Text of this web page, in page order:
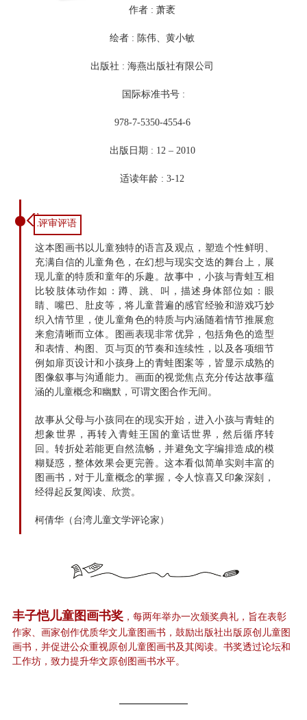
作者 : 萧袤
绘者 : 陈伟、黄小敏
出版社 : 海燕出版社有限公司
国际标准书号 :
978-7-5350-4554-6
出版日期 : 12 – 2010
适读年龄 : 3-12
评审评语
这本图画书以儿童独特的语言及观点，塑造个性鲜明、
充满自信的儿童角色，在幻想与现实交迭的舞台上，展
现儿童的特质和童年的乐趣。故事中，小孩与青蛙互相
比较肢体动作如：蹲、跳、叫，描述身体部位如：眼
睛、嘴巴、肚皮等，将儿童普遍的感官经验和游戏巧妙
织入情节里，使儿童角色的特质与内涵随着情节推展愈
来愈清晰而立体。图画表现非常优异，包括角色的造型
和表情、构图、页与页的节奏和连续性，以及各项细节
例如扉页设计和小孩身上的青蛙图案等，皆显示成熟的
图像叙事与沟通能力。画面的视觉焦点充分传达故事蕴
涵的儿童概念和幽默，可谓文图合作无间。
故事从父母与小孩同在的现实开始，进入小孩与青蛙的
想象世界，再转入青蛙王国的童话世界，然后循序转
回。转折处若能更自然流畅，并避免文字编排造成的模
糊疑惑，整体效果会更完善。这本看似简单实则丰富的
图画书，对于儿童概念的掌握，令人惊喜又印象深刻，
经得起反复阅读、欣赏。
柯倩华（台湾儿童文学评论家）
丰子恺儿童图画书奖，每两年举办一次颁奖典礼，旨在表彰
作家、画家创作优质华文儿童图画书，鼓励出版社出版原创儿童图
画书，并促进公众重视原创儿童图画书及其阅读。书奖透过论坛和
工作坊，致力提升华文原创图画书水平。